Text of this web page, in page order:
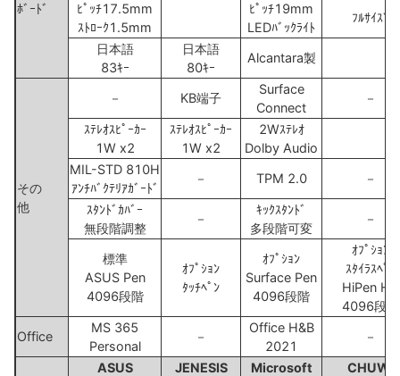
ﾎﾞｰﾄﾞ
ﾋﾟｯﾁ17.5mm
ｽﾄﾛｰｸ1.5mm
ﾋﾟｯﾁ19mm
LEDﾊﾞｯｸﾗｲﾄ
ﾌﾙｻｲｽﾞ
日本語
83ｷｰ
日本語
80ｷｰ
Alcantara製
その
他
－ KB端子
Surface
Connect
－
ｽﾃﾚｵｽﾋﾟｰｶｰ
1W x2
ｽﾃﾚｵｽﾋﾟｰｶｰ
1W x2
2Wｽﾃﾚｵ
Dolby Audio
MIL-STD 810H
ｱﾝﾁﾊﾞｸﾃﾘｱｶﾞｰﾄﾞ
－ TPM 2.0 －
ｽﾀﾝﾄﾞｶﾊﾞｰ
無段階調整
－
ｷｯｸｽﾀﾝﾄﾞ
多段階可変
－
標準
ASUS Pen
4096段階
ｵﾌﾟｼｮﾝ
ﾀｯﾁﾍﾟﾝ
ｵﾌﾟｼｮﾝ
Surface Pen
4096段階
ｵﾌﾟｼｮﾝ
ｽﾀｲﾗｽﾍﾟﾝ
HiPen H6
4096段階
Office
MS 365
Personal
－
Office H&B
2021
－
ASUS JENESIS Microsoft
CHUWI